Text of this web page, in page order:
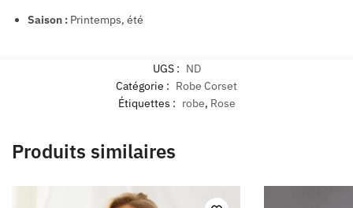
Saison : Printemps, été
UGS : ND
Catégorie : Robe Corset
Étiquettes : robe, Rose
Produits similaires